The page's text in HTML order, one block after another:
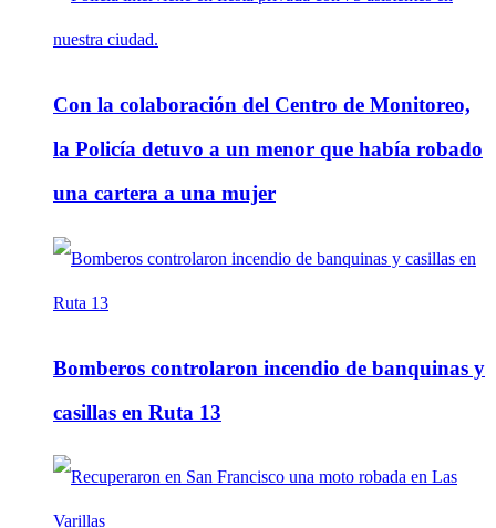
Con la colaboración del Centro de Monitoreo,
la Policía detuvo a un menor que había robado
una cartera a una mujer
Bomberos controlaron incendio de banquinas y
casillas en Ruta 13